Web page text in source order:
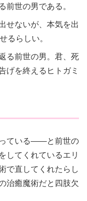
前世の男である。
せないが、本気を出
るらしい。
る前世の男。君、死
げを終えるヒトガミ
っている――と前世の
してくれているエリ
で直してくれたらし
治癒魔術だと四肢欠